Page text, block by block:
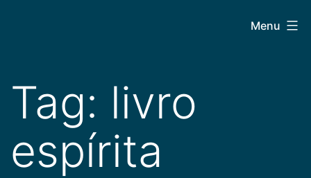
conteúdo
Menu
Tag: livro
espírita